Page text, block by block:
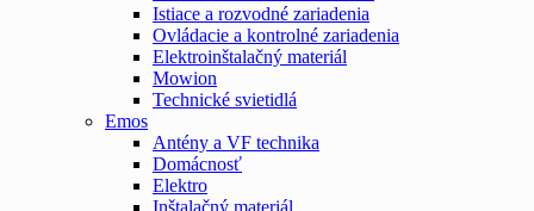
Istiace a rozvodné zariadenia
Ovládacie a kontrolné zariadenia
Elektroinštalačný materiál
Mowion
Technické svietidlá
Emos
Antény a VF technika
Domácnosť
Elektro
Inštalačný materiál